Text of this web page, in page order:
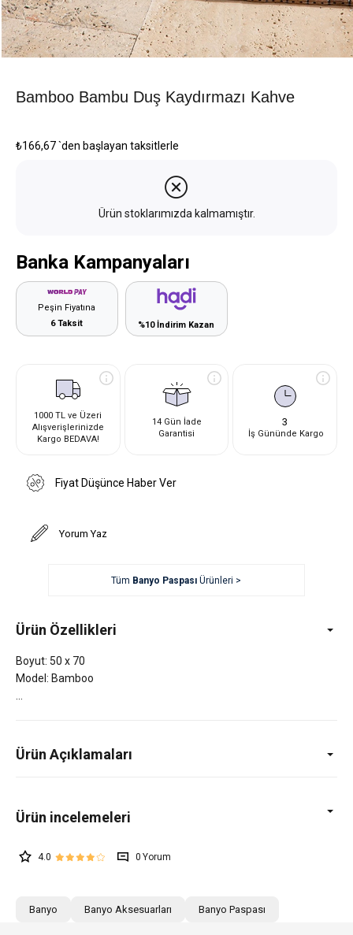
Bamboo Bambu Duş Kaydırmazı Kahve
₺166,67`den başlayan taksitlerle
Ürün stoklarımızda kalmamıştır.
Banka Kampanyaları
Peşin Fiyatına
6 Taksit
%10 İndirim Kazan
1000 TL ve Üzeri
Alışverişlerinizde
Kargo BEDAVA!
14 Gün İade
Garantisi
3
İş Gününde Kargo
Fiyat Düşünce Haber Ver
Yorum Yaz
Tüm Banyo Paspası Ürünleri >
Ürün Özellikleri
Boyut: 50 x 70
Model: Bamboo
Ürün Açıklamaları
4.0 0
Banyo Banyo Aksesuarları Banyo Paspası